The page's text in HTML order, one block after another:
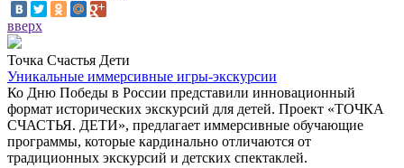
вверх
Точка Счастья Дети
Уникальные иммерсивные игры-экскурсии
Ко Дню Победы в России представили инновационный
формат исторических экскурсий для детей. Проект «ТОЧКА
СЧАСТЬЯ. ДЕТИ», предлагает иммерсивные обучающие
программы, которые кардинально отличаются от
традиционных экскурсий и детских спектаклей.